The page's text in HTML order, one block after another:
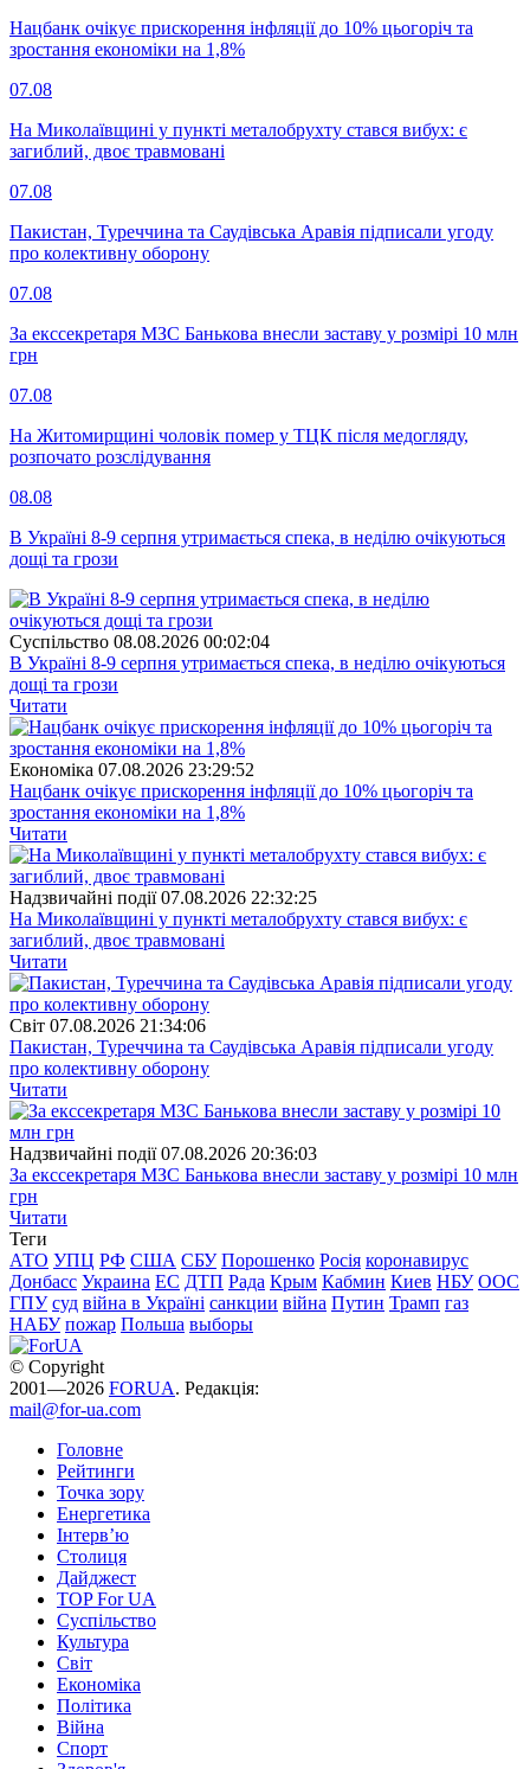
Нацбанк очікує прискорення інфляції до 10% цьогоріч та
зростання економіки на 1,8%
07.08
На Миколаївщині у пункті металобрухту стався вибух: є
загиблий, двоє травмовані
07.08
Пакистан, Туреччина та Саудівська Аравія підписали угоду
про колективну оборону
07.08
За екссекретаря МЗС Банькова внесли заставу у розмірі 10 млн
грн
07.08
На Житомирщині чоловік помер у ТЦК після медогляду,
розпочато розслідування
08.08
В Україні 8-9 серпня утримається спека, в неділю очікуються
дощі та грози
Суспiльство 08.08.2026 00:02:04
В Україні 8-9 серпня утримається спека, в неділю очікуються
дощі та грози
Читати
Економіка 07.08.2026 23:29:52
Нацбанк очікує прискорення інфляції до 10% цьогоріч та
зростання економіки на 1,8%
Читати
Надзвичайні події 07.08.2026 22:32:25
На Миколаївщині у пункті металобрухту стався вибух: є
загиблий, двоє травмовані
Читати
Свiт 07.08.2026 21:34:06
Пакистан, Туреччина та Саудівська Аравія підписали угоду
про колективну оборону
Читати
Надзвичайні події 07.08.2026 20:36:03
За екссекретаря МЗС Банькова внесли заставу у розмірі 10 млн
грн
Читати
Теги
АТО УПЦ РФ США СБУ Порошенко Росія коронавирус
Донбасс Украина ЕС ДТП Рада Крым Кабмин Киев НБУ ООС
ГПУ суд війна в Україні санкции війна Путин Трамп газ
НАБУ пожар Польша выборы
© Copyright
2001—2026 FORUA. Редакція:
mail@for-ua.com
Головне
Рейтинги
Точка зору
Енергетика
Інтерв’ю
Столиця
Дайджест
TOP For UA
Суспiльство
Культура
Світ
Економіка
Політика
Війна
Спорт